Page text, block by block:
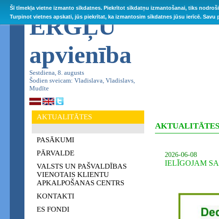
Šī tīmekļa vietne izmanto sīkdatnes. Piekrītot sīkdatņu izmantošanai, tiks
Turpinot vietnes apskati, jūs piekrītat, ka izmantosim sīkdatnes jūsu ierīcē.
ĒRGĻU
apvienība
Sestdiena, 8. augusts
Šodien sveicam: Vladislava, Vladislavs,
Mudīte
AKTUALITĀTES
PASĀKUMI
PĀRVALDE
VALSTS UN PAŠVALDĪBAS
VIENOTAIS KLIENTU
APKALPOŠANAS CENTRS
KONTAKTI
ES FONDI
AKTUALITĀTES
2026-06-08
IELĪGOJAM